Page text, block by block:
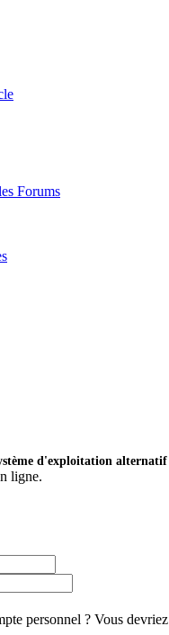
Forums
d'exploitation alternatif
ligne.
personnel ? Vous devriez